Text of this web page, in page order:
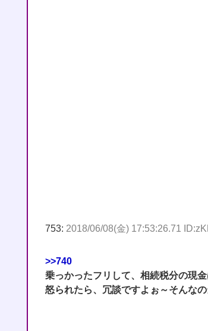
753: 2018/06/08(金) 17:53:26.71
>>740
乗っかったフリして、相続税分の現
怒られたら、冗談ですよぉ～そんな